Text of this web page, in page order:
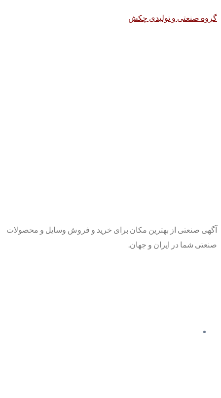
گروه صنعتی و تولیدی چکش
آگهی صنعتی از بهترین مکان برای خرید و فروش وسایل و محصولات
صنعتی شما در ایران و جهان.